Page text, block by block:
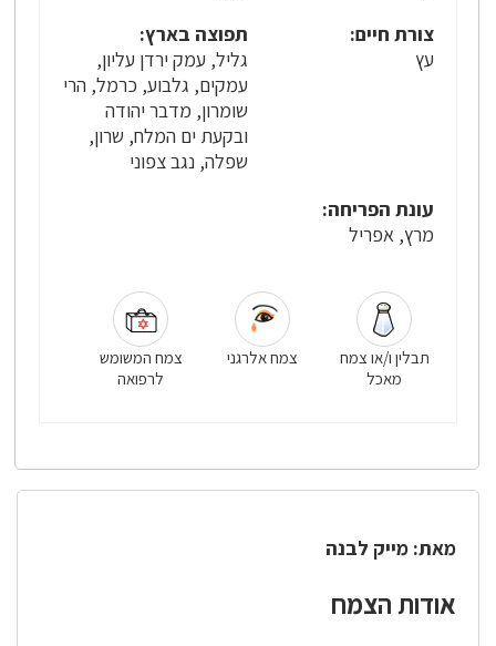
צורת חיים:
עץ
תפוצה בארץ:
גליל, עמק ירדן עליון,
עמקים, גלבוע, כרמל, הרי
שומרון, מדבר יהודה
ובקעת ים המלח, שרון,
שפלה, נגב צפוני
עונת הפריחה:
מרץ, אפריל
תבלין ו/או צמח
מאכל
צמח אלרגני
צמח המשומש
לרפואה
מאת: מייק לבנה
אודות הצמח